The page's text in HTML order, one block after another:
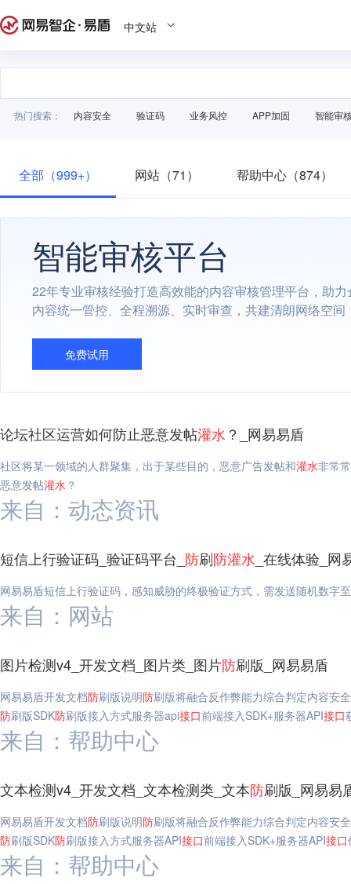
中文站
热门搜索： 内容安全 验证码 业务风控 APP加固 智能审
全部（999+） 网站（71） 帮助中心（874）
智能审核平台
22年专业审核经验打造高效能的内容审核管理平台，助
内容统一管控、全程溯源、实时审查，共建清朗网络空间
免费试用
论坛社区运营如何防止恶意发帖灌水 ？_网易易盾
社区将某一领域的人群聚集，出于某些目的，恶意广告发帖和灌水非常
恶意发帖灌水 ？
来自：动态资讯
短信上行验证码_验证码平台_ 防刷防灌水 _在线体验_网
网易易盾短信上行验证码，感知威胁的终极验证方式，需发送随机数
来自：网站
图片检测v4_开发文档_图片类_图片防刷版_网易易盾
网易易盾开发文档防刷版说明防刷版将融合反作弊能力综合判定内容安
防刷版SDK防刷版接入方式服务器api接口前端接入SDK+服务器API接口
来自：帮助中心
文本检测v4_开发文档_文本检测类_文本防刷版_网易易
网易易盾开发文档防刷版说明防刷版将融合反作弊能力综合判定内容安
防刷版SDK防刷版接入方式服务器API接口前端接入SDK+服务器API接口
来自：帮助中心